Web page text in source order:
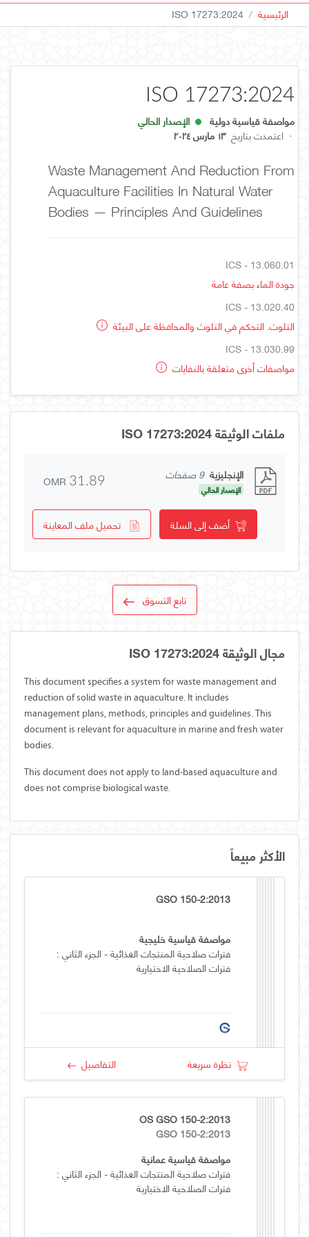
الرئيسية ISO 17273:2024
ISO 17273:2024
مواصفة قياسية دولية
الإصدار الحالي
· اعتمدت بتاريخ ١٣ مارس ٢٠٢٤
Waste Management And Reduction From
Aquaculture Facilities In Natural Water
Bodies — Principles And Guidelines
ICS - 13.060.01
جودة الماء بصفة عامة
ICS - 13.020.40
التلوث. التحكم في التلوث والمحافظة على البيئة
ICS - 13.030.99
مواصفات أخرى متعلقة بالنفايات
ملفات الوثيقة ISO 17273:2024
الإنجليزية 9 صفحات
الإصدار الحالي OMR 31.89
أضف إلى السلة تحميل ملف المعاينة
تابع التسوق
مجال الوثيقة ISO 17273:2024
This document specifies a system for waste management and
reduction of solid waste in aquaculture. It includes
management plans, methods, principles and guidelines. This
document is relevant for aquaculture in marine and fresh water
bodies.
This document does not apply to land-based aquaculture and
does not comprise biological waste.
الأكثر مبيعاً
GSO 150-2:2013
مواصفة قياسية خليجية
فترات صلاحية المنتجات الغذائية - الجزء الثاني :
فترات الصلاحية الاختيارية
نظرة سريعة التفاصيل
OS GSO 150-2:2013
GSO 150-2:2013
مواصفة قياسية عمانية
فترات صلاحية المنتجات الغذائية - الجزء الثاني :
فترات الصلاحية الاختيارية